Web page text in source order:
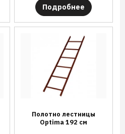
Подробнее
Полотно лестницы
Optima 192 см